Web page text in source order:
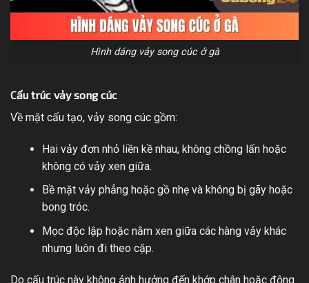
Hình dáng vảy song cúc ở gà
Cấu trúc vảy song cúc
Về mặt cấu tạo, vảy song cúc gồm:
Hai vảy đơn nhỏ liền kề nhau, không chồng lấn hoặc
không có vảy xen giữa.
Bề mặt vảy phẳng hoặc gồ nhẹ và không bị gãy hoặc
bong tróc.
Mọc độc lập hoặc nằm xen giữa các hàng vảy khác
nhưng luôn đi theo cặp.
Do cấu trúc này không ảnh hưởng đến khớp chân hoặc động